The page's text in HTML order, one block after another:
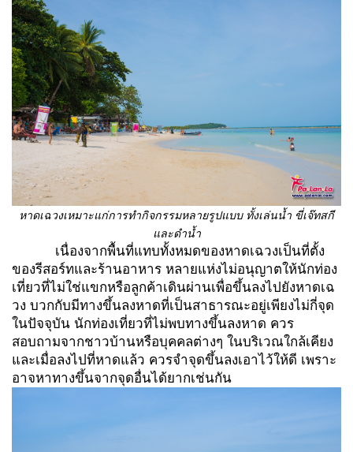
หาดเฉวงเหมาะแก่การทำกิจกรรมหลายรูปแบบ ทั้งเล่นน้ำ ขี่เจ๊ทสกี
และดำน้ำ
เนื่องจากพื้นที่แทบทั้งหมดของหาดเฉวงเป็นที่ตั้ง
ของรีสอร์ทและร้านอาหาร หลายแห่งไม่อนุญาตให้นักท่อง
เที่ยวที่ไม่ใช่แขกหรือลูกค้าเดินผ่านเพื่อขึ้นลงไปยังหาดเฉ
วง บวกกับมีทางขึ้นลงหาดที่เป็นสาธารณะอยู่เพียงไม่กี่จุด
ในปัจจุบัน นักท่องเที่ยวที่ไม่พบทางขึ้นลงหาด ควร
สอบถามจากชาวบ้านหรือบุคคลต่างๆ ในบริเวณใกล้เคียง
และเมื่อลงไปที่หาดแล้ว ควรจำจุดขึ้นลงเอาไว้ให้ดี เพราะ
อาจหาทางขึ้นจากจุดอื่นได้ยากเช่นกัน